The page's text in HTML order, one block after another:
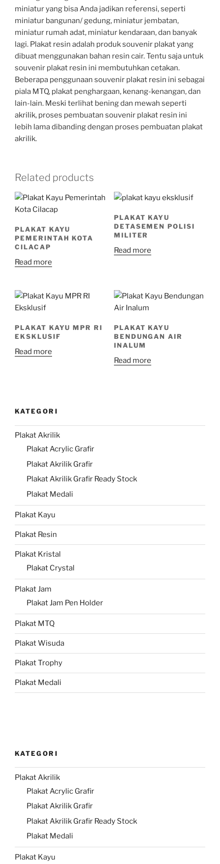
miniatur yang bisa Anda jadikan referensi, seperti
miniatur bangunan/ gedung, miniatur jembatan,
miniatur rumah adat, miniatur kendaraan, dan banyak
lagi. Plakat resin adalah produk souvenir plakat yang
dibuat menggunakan bahan resin cair. Tentu saja untuk
souvenir plakat resin ini membutuhkan cetakan.
Beberapa penggunaan souvenir plakat resin ini sebagai
piala MTQ, plakat penghargaan, kenang-kenangan, dan
lain-lain. Meski terlihat bening dan mewah seperti
akrilik, proses pembuatan souvenir plakat resin ini
lebih lama dibanding dengan proses pembuatan plakat
akrilik.
Related products
PLAKAT KAYU
PEMERINTAH KOTA
CILACAP
Read more
PLAKAT KAYU
DETASEMEN POLISI
MILITER
Read more
PLAKAT KAYU MPR RI
EKSKLUSIF
Read more
PLAKAT KAYU
BENDUNGAN AIR
INALUM
Read more
KATEGORI
Plakat Akrilik
Plakat Acrylic Grafir
Plakat Akrilik Grafir
Plakat Akrilik Grafir Ready Stock
Plakat Medali
Plakat Kayu
Plakat Resin
Plakat Kristal
Plakat Crystal
Plakat Jam
Plakat Jam Pen Holder
Plakat MTQ
Plakat Wisuda
Plakat Trophy
Plakat Medali
KATEGORI
Plakat Akrilik
Plakat Acrylic Grafir
Plakat Akrilik Grafir
Plakat Akrilik Grafir Ready Stock
Plakat Medali
Plakat Kayu